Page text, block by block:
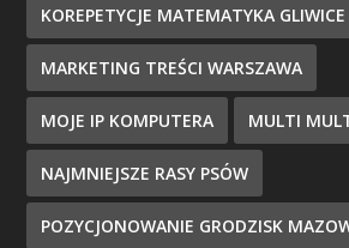
KOREPETYCJE MATEMATYKA GLIWICE
MARKETING TREŚCI WARSZAWA
MOJE IP KOMPUTERA MULTI
NAJMNIEJSZE RASY PSÓW
POZYCJONOWANIE GRODZISK